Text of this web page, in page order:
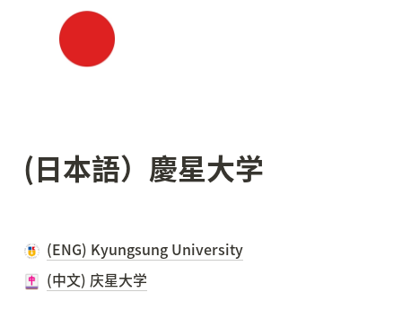
(日本語） 慶星大学
(ENG) Kyungsung University
(中文) 庆星大学